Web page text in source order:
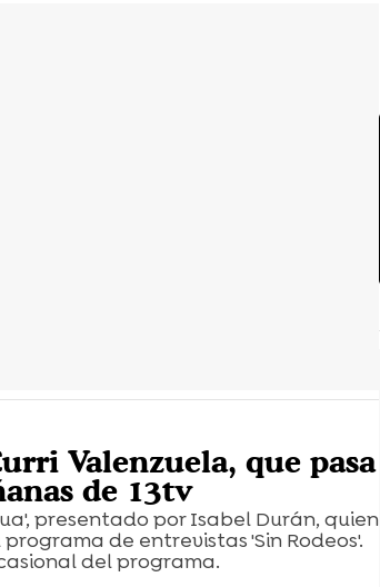
Valenzuela, que pasa
de 13tv
presentado por Isabel Durán, quien
de entrevistas 'Sin Rodeos'.
del programa.